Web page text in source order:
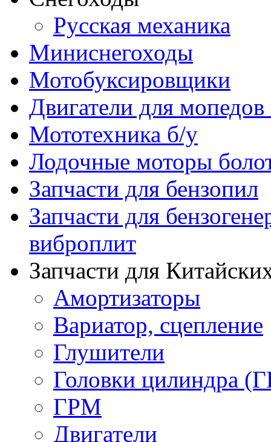
Русская механика
Миниснегоходы
Мотобуксировщики
Двигатели для
Мототехника б/у
Лодочные моторы
Запчасти для бензопил
Запчасти для
виброплит
Запчасти для
Амортизаторы
Вариатор, сцепление
Глушители
Головки цилиндра
ГРМ
Двигатели